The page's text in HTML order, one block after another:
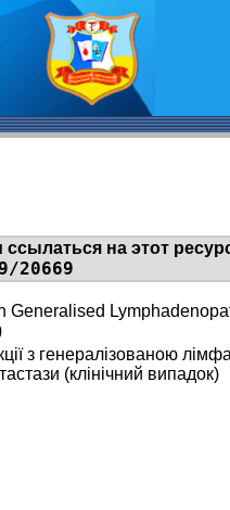
на этот
20669
з генералізованою
(клінічний випадок)